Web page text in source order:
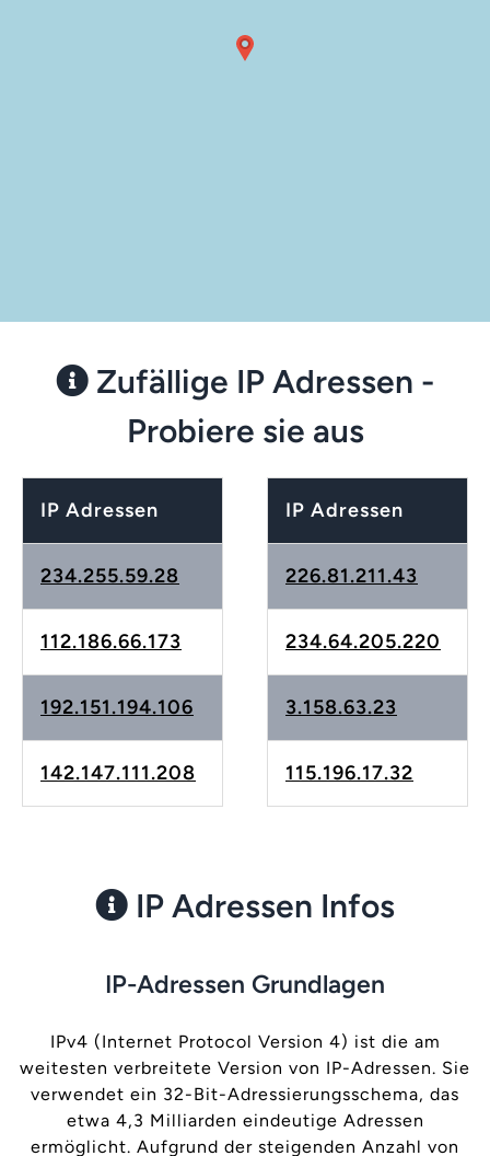
Zufällige IP Adressen -
Probiere sie aus
IP Adressen
234.255.59.28
112.186.66.173
192.151.194.106
142.147.111.208
IP Adressen
226.81.211.43
234.64.205.220
3.158.63.23
115.196.17.32
IP Adressen Infos
IP-Adressen Grundlagen
IPv4 (Internet Protocol Version 4) ist die am
weitesten verbreitete Version von IP-Adressen. Sie
verwendet ein 32-Bit-Adressierungsschema, das
etwa 4,3 Milliarden eindeutige Adressen
ermöglicht. Aufgrund der steigenden Anzahl von